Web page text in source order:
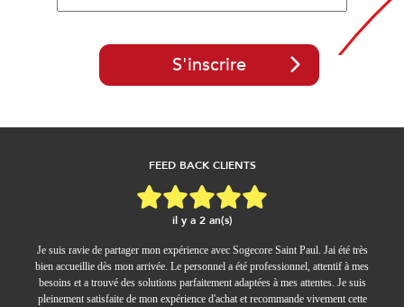
S'inscrire
FEED BACK CLIENTS
il y a 2 an(s)
Je suis ravie de partager mon expérience avec Sogecore Saint Paul. Jai été très
bien accueillie dès mon arrivée. Le personnel a été professionnel, attentif à mes
besoins et a trouvé des solutions parfaitement adaptées à mes attentes. Je suis
pleinement satisfaite de mon expérience d'achat et recommande vivement cette